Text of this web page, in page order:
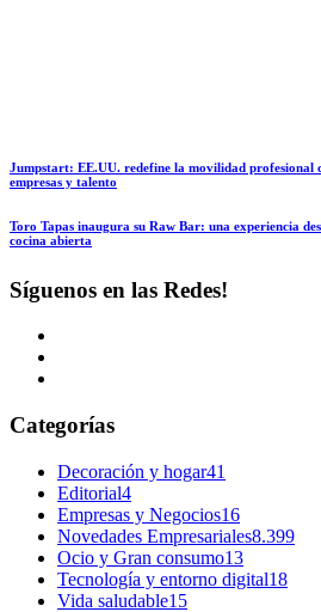
Jumpstart: EE.UU. redefine la movilidad profesional
empresas y talento
Toro Tapas inaugura su Raw Bar: una experiencia
cocina abierta
Síguenos en las Redes!
Categorías
Decoración y hogar41
Editorial4
Empresas y Negocios16
Novedades Empresariales8.399
Ocio y Gran consumo13
Tecnología y entorno digital18
Vida saludable15